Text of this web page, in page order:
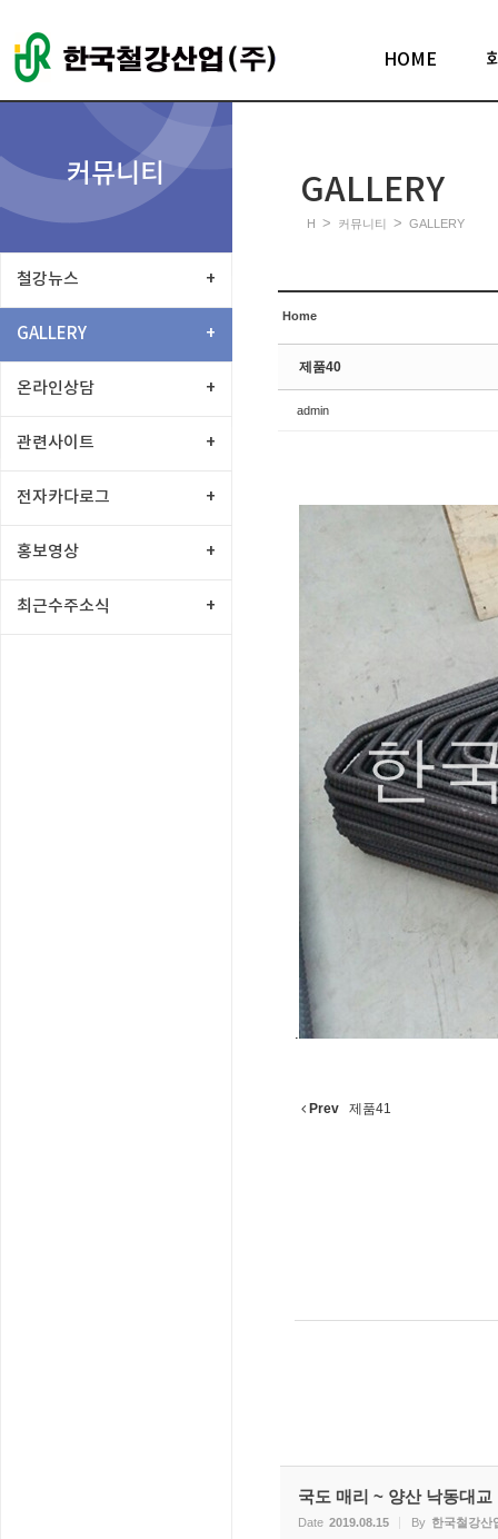
HOME
커뮤니티
철강뉴스 +
GALLERY +
온라인상담 +
관련사이트 +
전자카다로그 +
홍보영상 +
최근수주소식 +
GALLERY
H > 커뮤니티 > GALLERY
Home
제품40
admin
.
Prev 제품41
국도 매리 ~ 양산 낙동대
Date 2019.08.15 By 한국철강산
Sketchbook5, 스케치북5
Sketchbook5, 스케치북5